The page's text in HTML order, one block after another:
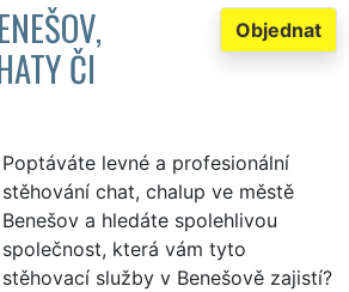
Objednat
ČI
Poptáváte levné a profesionální
stěhování chat, chalup ve městě
Benešov a hledáte spolehlivou
společnost, která vám tyto
stěhovací služby v Benešově zajistí?